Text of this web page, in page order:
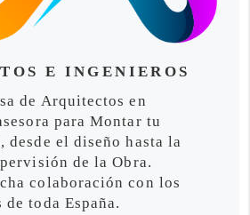
E INGENIEROS
de Arquitectos en
para Montar tu
desde el diseño hasta la
de la Obra.
colaboración con los
toda España.